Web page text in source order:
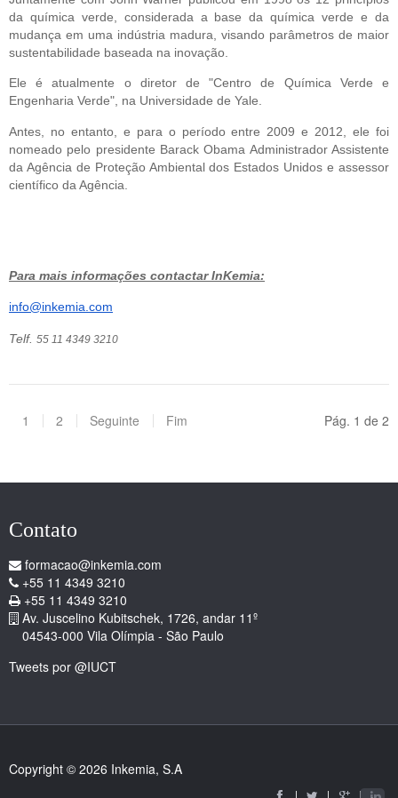
da química verde, considerada a base da química verde e da
mudança em uma indústria madura, visando parâmetros de maior
sustentabilidade baseada na inovação.
Ele é atualmente o diretor de "Centro de Química Verde e
Engenharia Verde", na Universidade de Yale.
Antes, no entanto, e para o período entre 2009 e 2012, ele foi
nomeado pelo presidente Barack Obama Administrador Assistente
da Agência de Proteção Ambiental dos Estados Unidos e assessor
científico da Agência.
Para mais informações contactar InKemia:
info@inkemia.com
Telf. 55 11 4349 3210
Pág. 1 de 2
1 2 Seguinte Fim
Contato
formacao@inkemia.com
+55 11 4349 3210
+55 11 4349 3210
Av. Juscelino Kubitschek, 1726, andar 11º
04543-000 Vila Olímpia - São Paulo
Tweets por @IUCT
Copyright © 2026 Inkemia, S.A